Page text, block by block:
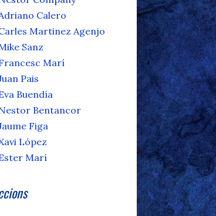
Calero
Martinez Agenjo
Sanz
Marí
Pais
Buendía
Bentancor
Figa
López
Marí